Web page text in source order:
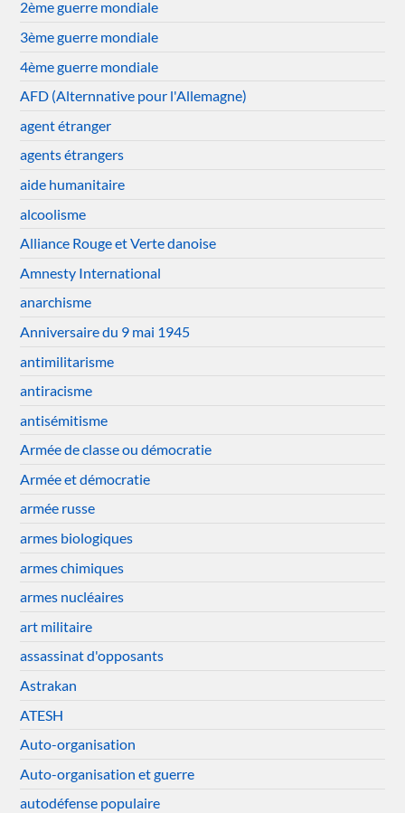
2ème guerre mondiale
3ème guerre mondiale
4ème guerre mondiale
AFD (Alternnative pour l'Allemagne)
agent étranger
agents étrangers
aide humanitaire
alcoolisme
Alliance Rouge et Verte danoise
Amnesty International
anarchisme
Anniversaire du 9 mai 1945
antimilitarisme
antiracisme
antisémitisme
Armée de classe ou démocratie
Armée et démocratie
armée russe
armes biologiques
armes chimiques
armes nucléaires
art militaire
assassinat d'opposants
Astrakan
ATESH
Auto-organisation
Auto-organisation et guerre
autodéfense populaire